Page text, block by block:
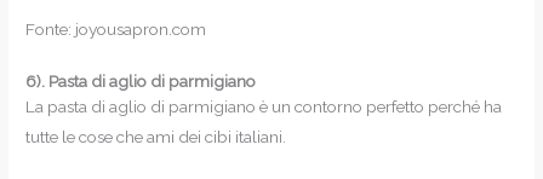
Fonte: joyousapron.com
6). Pasta di aglio di parmigiano
La pasta di aglio di parmigiano è un contorno perfetto perché ha
tutte le cose che ami dei cibi italiani.